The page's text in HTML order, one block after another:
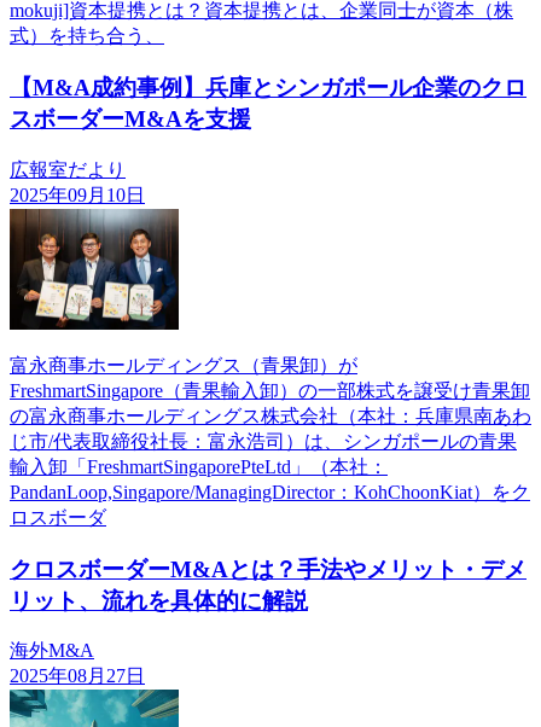
mokuji]資本提携とは？資本提携とは、企業同士が資本（株
式）を持ち合う、
【M&A成約事例】兵庫とシンガポール企業のクロ
スボーダーM&Aを支援
広報室だより
2025年09月10日
富永商事ホールディングス（青果卸）が
FreshmartSingapore（青果輸入卸）の一部株式を譲受け青果卸
の富永商事ホールディングス株式会社（本社：兵庫県南あわ
じ市/代表取締役社長：富永浩司）は、シンガポールの青果
輸入卸「FreshmartSingaporePteLtd」（本社：
PandanLoop,Singapore/ManagingDirector：KohChoonKiat）をク
ロスボーダ
クロスボーダーM&Aとは？手法やメリット・デメ
リット、流れを具体的に解説
海外M&A
2025年08月27日